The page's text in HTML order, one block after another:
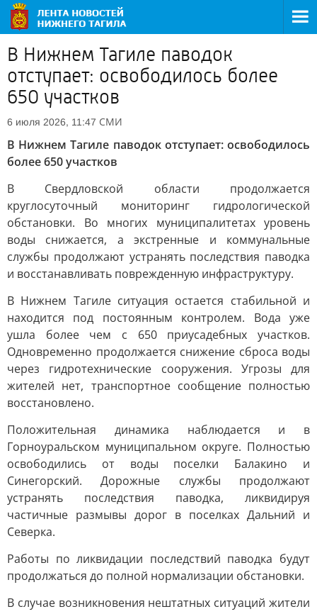
В Нижнем Тагиле паводок
отступает: освободилось более
650 участков
6 июля 2026, 11:47 СМИ
В Нижнем Тагиле паводок отступает: освободилось
более 650 участков
В Свердловской области продолжается
круглосуточный мониторинг гидрологической
обстановки. Во многих муниципалитетах уровень
воды снижается, а экстренные и коммунальные
службы продолжают устранять последствия паводка
и восстанавливать поврежденную инфраструктуру.
В Нижнем Тагиле ситуация остается стабильной и
находится под постоянным контролем. Вода уже
ушла более чем с 650 приусадебных участков.
Одновременно продолжается снижение сброса воды
через гидротехнические сооружения. Угрозы для
жителей нет, транспортное сообщение полностью
восстановлено.
Положительная динамика наблюдается и в
Горноуральском муниципальном округе. Полностью
освободились от воды поселки Балакино и
Синегорский. Дорожные службы продолжают
устранять последствия паводка, ликвидируя
частичные размывы дорог в поселках Дальний и
Северка.
Работы по ликвидации последствий паводка будут
продолжаться до полной нормализации обстановки.
В случае возникновения нештатных ситуаций жители